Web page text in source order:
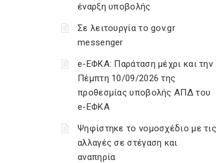
έναρξη υποβολής
Σε λειτουργία το gov.gr
messenger
e-ΕΦΚΑ: Παράταση μέχρι και την
Πέμπτη 10/09/2026 της
προθεσμίας υποβολής ΑΠΔ του
e-ΕΦΚΑ
Ψηφίστηκε το νομοσχέδιο με τις
αλλαγές σε στέγαση και
αναπηρία